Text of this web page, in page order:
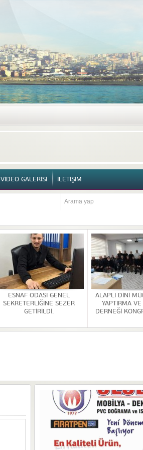
FOTOĞRAF GALERİSİ VİDEO
VİDEO GALERİSİ İLETİŞİM
OLDU
ESNAF ODASI GENEL
SEKRETERLİĞİNE SEZER
GETİRİLDİ.
ALAPLI DİNİ
YAPTIRMA
DERNEĞİ